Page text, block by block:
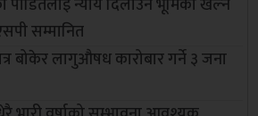
पीडितलाई न्याय दिलाउन भूमिका खेल्ने
सम्मानित
बोकेर लागुऔषध कारोबार गर्ने ३ जना